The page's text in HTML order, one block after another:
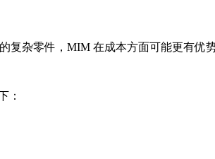
杂零件，MIM 在成本方面可能更有优
：